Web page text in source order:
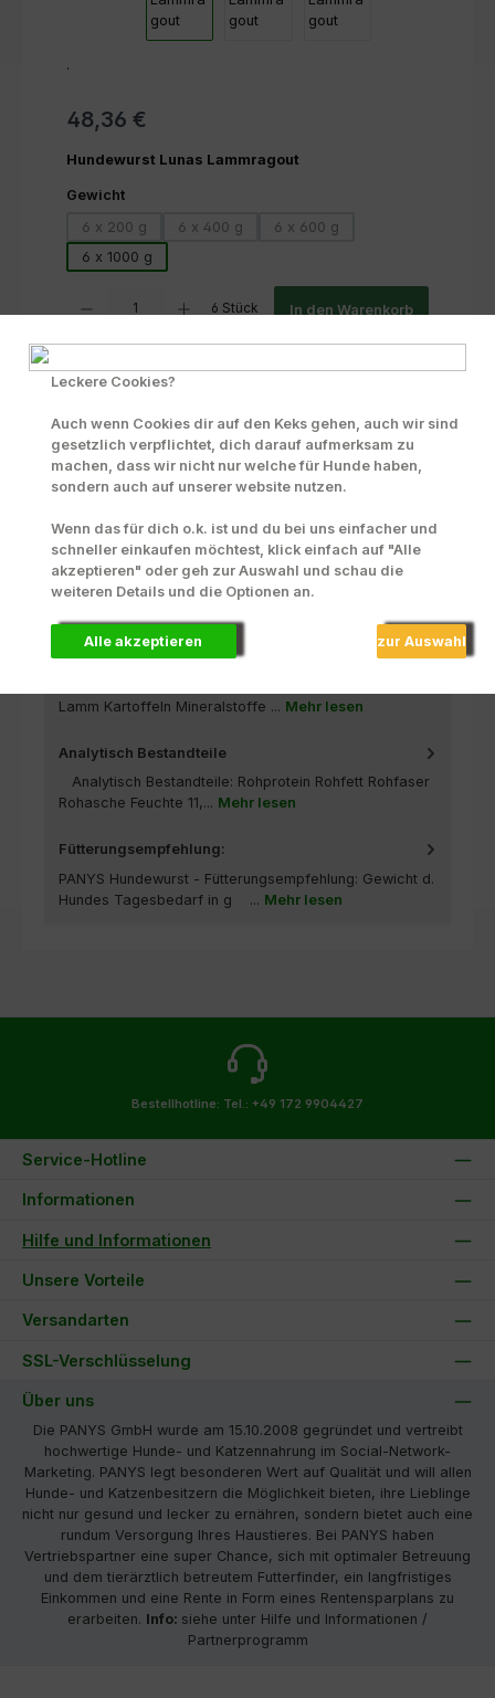
.
48,36 €
Hundewurst Lunas Lammragout
Gewichtauswählen
6 x 200 g
(Diese Option ist zurzeit nicht verfügbar.)
6 x 400 g
(Diese Option ist zurzeit nicht verfügbar.)
6 x 600 g
(Diese Option ist zurzeit nicht
6 x 1000 g
6 Stück In den Warenkorb
Produktnummer:70204
Beschreibung
Getreidefreie Rezeptur Singlefleischprotein nur Lamm
und Kartoffeln. Ideal für alle, die auf Kohlenhydrate in
Zusammensetzung
Lamm Kartoffeln Mineralstoffe ... Mehr lesen
Analytisch Bestandteile
Analytisch Bestandteile: Rohprotein Rohfett Rohfaser
Rohasche Feuchte 11,... Mehr lesen
Fütterungsempfehlung:
PANYS Hundewurst - Fütterungsempfehlung: Gewicht d.
Hundes Tagesbedarf in g ... Mehr lesen
Bestellhotline: Tel.: +49 172 9904427
Service-Hotline
Informationen
Hilfe und Informationen
Unsere Vorteile
Versandarten
SSL-Verschlüsselung
Über uns
Die PANYS GmbH wurde am 15.10.2008 gegründet und vertreibt
hochwertige Hunde- und Katzennahrung im Social-Network-
Marketing. PANYS legt besonderen Wert auf Qualität und will allen
Hunde- und Katzenbesitzern die Möglichkeit bieten, ihre Lieblinge
nicht nur gesund und lecker zu ernähren, sondern bietet auch eine
rundum Versorgung Ihres Haustieres. Bei PANYS haben
Vertriebspartner eine super Chance, sich mit optimaler Betreuung
und dem tierärztlich betreutem Futterfinder, ein langfristiges
Einkommen und eine Rente in Form eines Rentensparplans zu
erarbeiten. Info: siehe unter Hilfe und Informationen /
Partnerprogramm
Leckere Cookies?
Auch wenn Cookies dir auf den Keks gehen, auch wir sind
gesetzlich verpflichtet, dich darauf aufmerksam zu
machen, dass wir nicht nur welche für Hunde haben,
sondern auch auf unserer website nutzen.
Wenn das für dich o.k. ist und du bei uns einfacher und
schneller einkaufen möchtest, klick einfach auf "Alle
akzeptieren" oder geh zur Auswahl und schau die
weiteren Details und die Optionen an.
Alle akzeptieren zur Auswahl